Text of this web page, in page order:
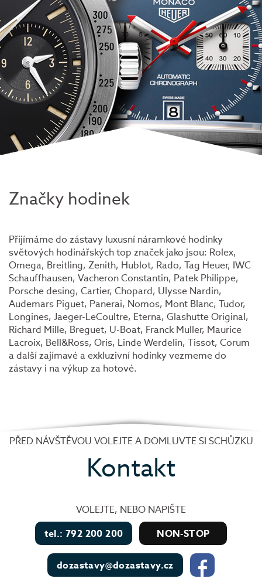
Značky hodinek
Přijímáme do zástavy luxusní náramkové hodinky
světových hodinářských top značek jako jsou: Rolex,
Omega, Breitling, Zenith, Hublot, Rado, Tag Heuer, IWC
Schauffhausen, Vacheron Constantin, Patek Philippe,
Porsche desing, Cartier, Chopard, Ulysse Nardin,
Audemars Piguet, Panerai, Nomos, Mont Blanc, Tudor,
Longines, Jaeger-LeCoultre, Eterna, Glashutte Original,
Richard Mille, Breguet, U-Boat, Franck Muller, Maurice
Lacroix, Bell&Ross, Oris, Linde Werdelin, Tissot, Corum
a další zajímavé a exkluzivní hodinky vezmeme do
zástavy i na výkup za hotové.
PŘED NÁVŠTĚVOU VOLEJTE A DOMLUVTE SI SCHŮZKU
Kontakt
VOLEJTE, NEBO NAPIŠTE
tel.: 792 200 200
NON-STOP
dozastavy@dozastavy.cz